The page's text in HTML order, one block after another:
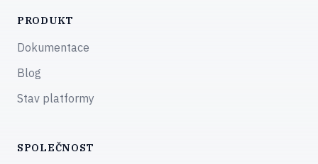
PRODUKT
Dokumentace
Blog
Stav platformy
SPOLEČNOST